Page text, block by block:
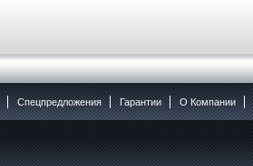
Спецпредложения Гарантии O Компании